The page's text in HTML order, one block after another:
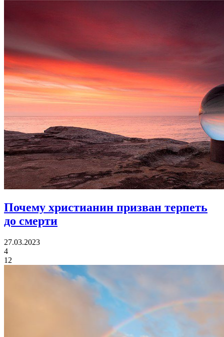
Почему христианин призван терпеть
до смерти
27.03.2023
4
12